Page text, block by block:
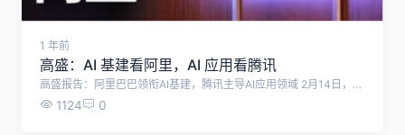
1 年前
高盛：AI 基建看阿里，AI 应用看腾讯
高盛报告：阿里巴巴领衔AI基建，腾讯主导AI应用领域 2月14日，高盛发布最新研究报告，揭示了中国互联网行业在人工智能（AI）技术快速发展背景下的新格局。报告指出，行业正逐渐分化为两大阵营：AI基础设施建设和AI应用开发。阿里巴巴凭借其强大的云服务基础设施，成为AI基建领域的关键力量；而腾讯则依托其在消费者端（C端）应用的广泛生态和卓越用户体验，成为AI应用领域的核心推动者。 报告详细分析了两家公司的优势：阿里巴巴作为中国最大的云服务提供商，其规模优势在AI基础设施建设中占据重要地位，预计在2026财年将实现14倍的预期市盈率。腾讯则凭借其微信超级应用的潜在AI代理功能和闭环交易能力，在2025财年预期市盈率达到16倍，同时腾讯云在中国公共云市场中也稳居前三。 报告进一步预测，随着中国AI模型的灵活性和计算成本效率的显著提升，超级应用如微信和抖音将继续深化在电子商务和本地服务等交易领域的应用。此外，随着开源模型的兴起和计算成本的降低，AI的采用率将进一步提高，特别是在支持多年云和数据中心需求增长的企业端（B端）场景中。 高盛特别强调，腾讯通过其强大的C端生态和用户体验，将AI技术深度融入日常生活。报告以元宝为例，指出其快速崛起是腾讯在AI应用领域实力的体现。元宝集成了DeepSeek-R1模型的强大推理能力和腾讯云的AI推理基础设施，不仅提供了更智能的交互体验，还通过微信生态的独特内容支持，实现了更精准的信息推送和更高效的任务执行。 报告最后指出，集成R1后的元宝在用户体验上实现了质的飞跃，用户可以通过多轮对话和深度思考模式，快速获取微信公众号、视频号等生态内的丰富内容，进一步巩固了腾讯在AI应用领域的领先地位。
1124 0